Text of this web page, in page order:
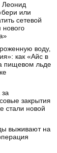
Леонид
или
сетевой
нового
воду,
как «Айс в
пищевом льде
закрытия
стали новой
выживают на